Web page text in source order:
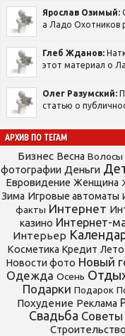
Ярослав Озимый:
а Ладо Охотников
Глеб Жданов:
этот материал о
Олег Разумский:
статью о
АРХИВ ПО ТЕГАМ
Бизнес Весна Волосы
фотографии Деньги
Евровидение Женщина
Зима Игровые автоматы
факты Интернет
казино Интернет-
Интерьер
Косметика Кредит Лето
Новости фото Новый
Одежда Осень
Подарки Подарок
Похудение Реклама
Свадьба Советы
Строительство